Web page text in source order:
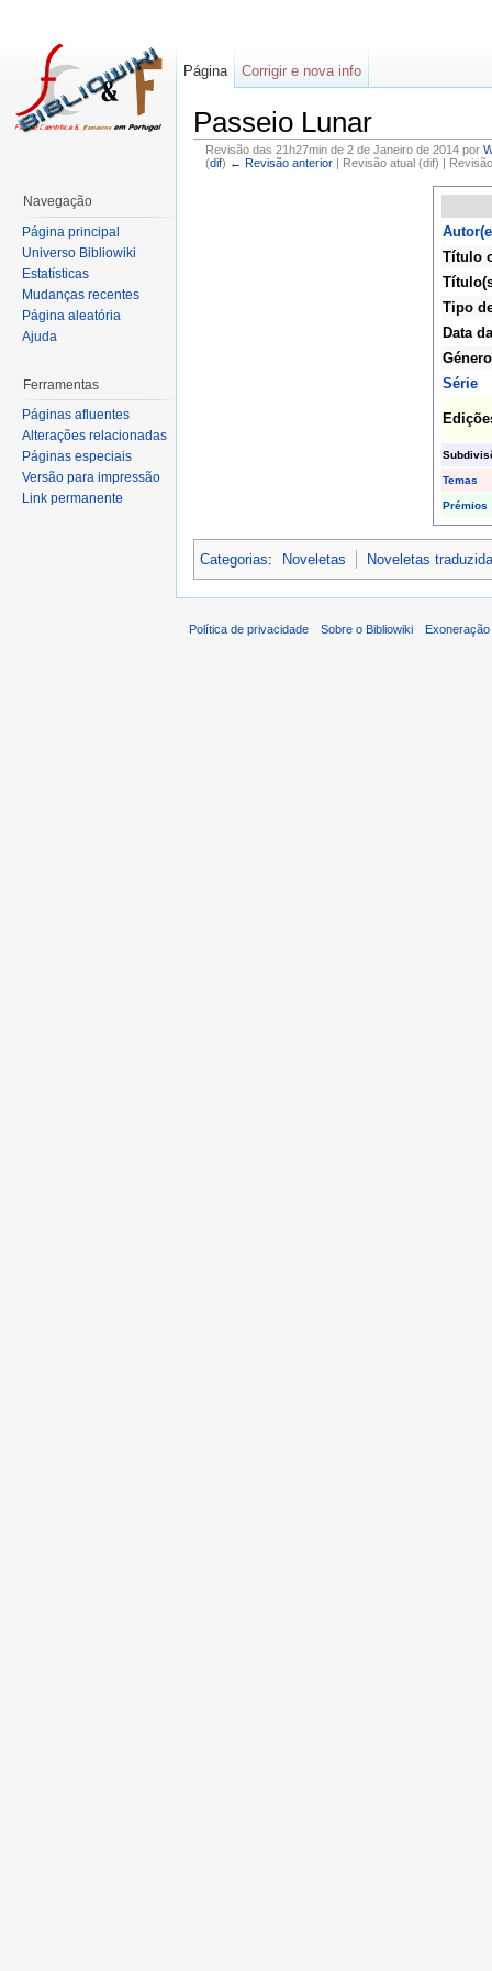
Passeio Lunar
Revisão das 21h27min de 2 de Janeiro de 2014 por
(dif) ← Revisão anterior| Revisão atual (dif) |
Título
Tipo
Data
Género
Série
Temas
Prémios
Categorias: Noveletas Noveletas
Página Corrigir e nova info
Navegação
Página principal
Universo Bibliowiki
Estatísticas
Mudanças recentes
Página aleatória
Ajuda
Ferramentas
Páginas afluentes
Alterações relacionadas
Páginas especiais
Versão para impressão
Link permanente
Política de privacidade Sobre o Bibliowiki